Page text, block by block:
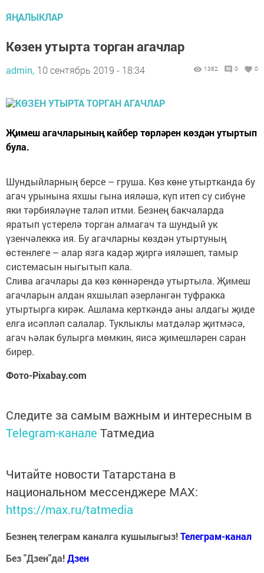
ЯҢАЛЫКЛАР
Көзен утырта торган агачлар
admin, 10 сентябрь 2019 - 18:34 1382 0 0
Җимеш агачларының кайбер төрләрен көздән утыртып
була.
Шундыйларның берсе – груша. Көз көне утыртканда бу
агач урынына яхшы гына ияләшә, күп итеп су сибүне
яки тәрбияләүне таләп итми. Безнең бакчаларда
яратып үстерелә торган алмагач та шундый ук
үзенчәлеккә ия. Бу агачларны көздән утыртуның
өстенлеге – алар язга кадәр җиргә ияләшеп, тамыр
системасын ныгытып кала.
Слива агачлары да көз көннәрендә утыртыла. Җимеш
агачларын алдан яхшылап әзерләнгән туфракка
утыртырга кирәк. Ашлама керткәндә аны алдагы җиде
елга исәпләп салалар. Туклыклы матдәләр җитмәсә,
агач һәлак булырга мөмкин, яисә җимешләрен саран
бирер.
Фото-Pixabay.com
Следите за самым важным и интересным в
Telegram-канале Татмедиа
Читайте новости Татарстана в
национальном мессенджере MАХ:
https://max.ru/tatmedia
Безнең телеграм каналга кушылыгыз!Телеграм-канал
Без "Дзен"да!Дзен